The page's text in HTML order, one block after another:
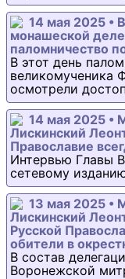
14 мая 2025 •
монашеской
паломничество
В этот день
великомученика
осмотрели
14 мая 2025 •
Лискинский
Православие
Интервью Главы
сетевому
13 мая 2025 •
Лискинский
Русской
обители в
В состав
Воронежской